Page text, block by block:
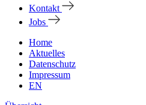
Kontakt
Jobs
Home
Aktuelles
Datenschutz
Impressum
EN